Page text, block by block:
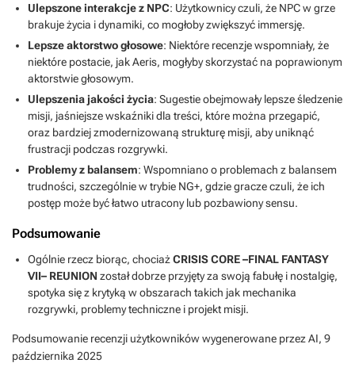
Ulepszone interakcje z NPC: Użytkownicy czuli, że NPC w grze
brakuje życia i dynamiki, co mogłoby zwiększyć immersję.
Lepsze aktorstwo głosowe: Niektóre recenzje wspomniały, że
niektóre postacie, jak Aeris, mogłyby skorzystać na poprawionym
aktorstwie głosowym.
Ulepszenia jakości życia: Sugestie obejmowały lepsze śledzenie
misji, jaśniejsze wskaźniki dla treści, które można przegapić,
oraz bardziej zmodernizowaną strukturę misji, aby uniknąć
frustracji podczas rozgrywki.
Problemy z balansem: Wspomniano o problemach z balansem
trudności, szczególnie w trybie NG+, gdzie gracze czuli, że ich
postęp może być łatwo utracony lub pozbawiony sensu.
Podsumowanie
Ogólnie rzecz biorąc, chociażCRISIS CORE –FINAL FANTASY
VII– REUNION został dobrze przyjęty za swoją fabułę i nostalgię,
spotyka się z krytyką w obszarach takich jak mechanika
rozgrywki, problemy techniczne i projekt misji.
Podsumowanie recenzji użytkowników wygenerowane przez AI, 9
października 2025